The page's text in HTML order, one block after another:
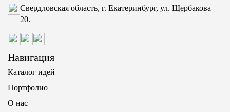
Свердловская область, г. Екатеринбург, ул. Щербакова
20.
Навигация
Каталог идей
Портфолио
О нас